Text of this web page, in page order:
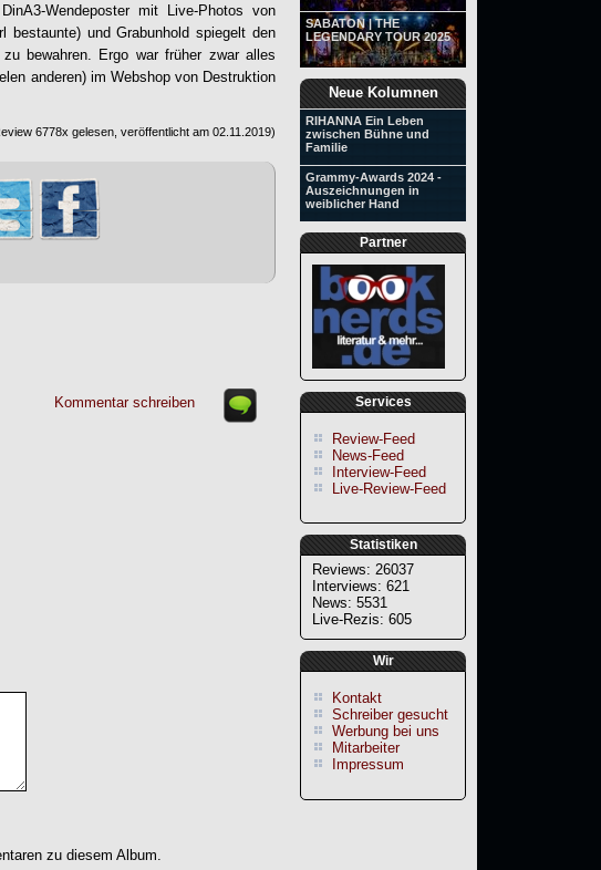
SABATON | THE
LEGENDARY TOUR 2025
Neue Kolumnen
RIHANNA Ein Leben
zwischen Bühne und
Familie
Grammy-Awards 2024 -
Auszeichnungen in
weiblicher Hand
Partner
Services
Review-Feed
News-Feed
Interview-Feed
Live-Review-Feed
Statistiken
Reviews: 26037
Interviews: 621
News: 5531
Live-Rezis: 605
Wir
Kontakt
Schreiber gesucht
Werbung bei uns
Mitarbeiter
Impressum
Wendeposter mit Live-Photos von
und Grabunhold spiegelt den
bewahren. Ergo war früher zwar alles
anderen) im Webshop von Destruktion
6778x gelesen, veröffentlicht am 02.11.2019)
Kommentar schreiben
zu diesem Album.